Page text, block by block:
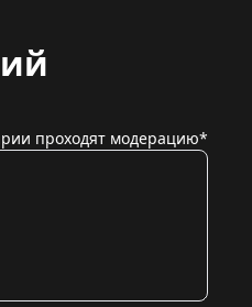
проходят модерацию*